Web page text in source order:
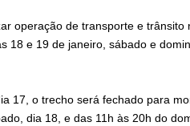
operação de transporte e
18 e 19 de janeiro, sábado e
17, o trecho será fechado para
dia 18, e das 11h às 20h do